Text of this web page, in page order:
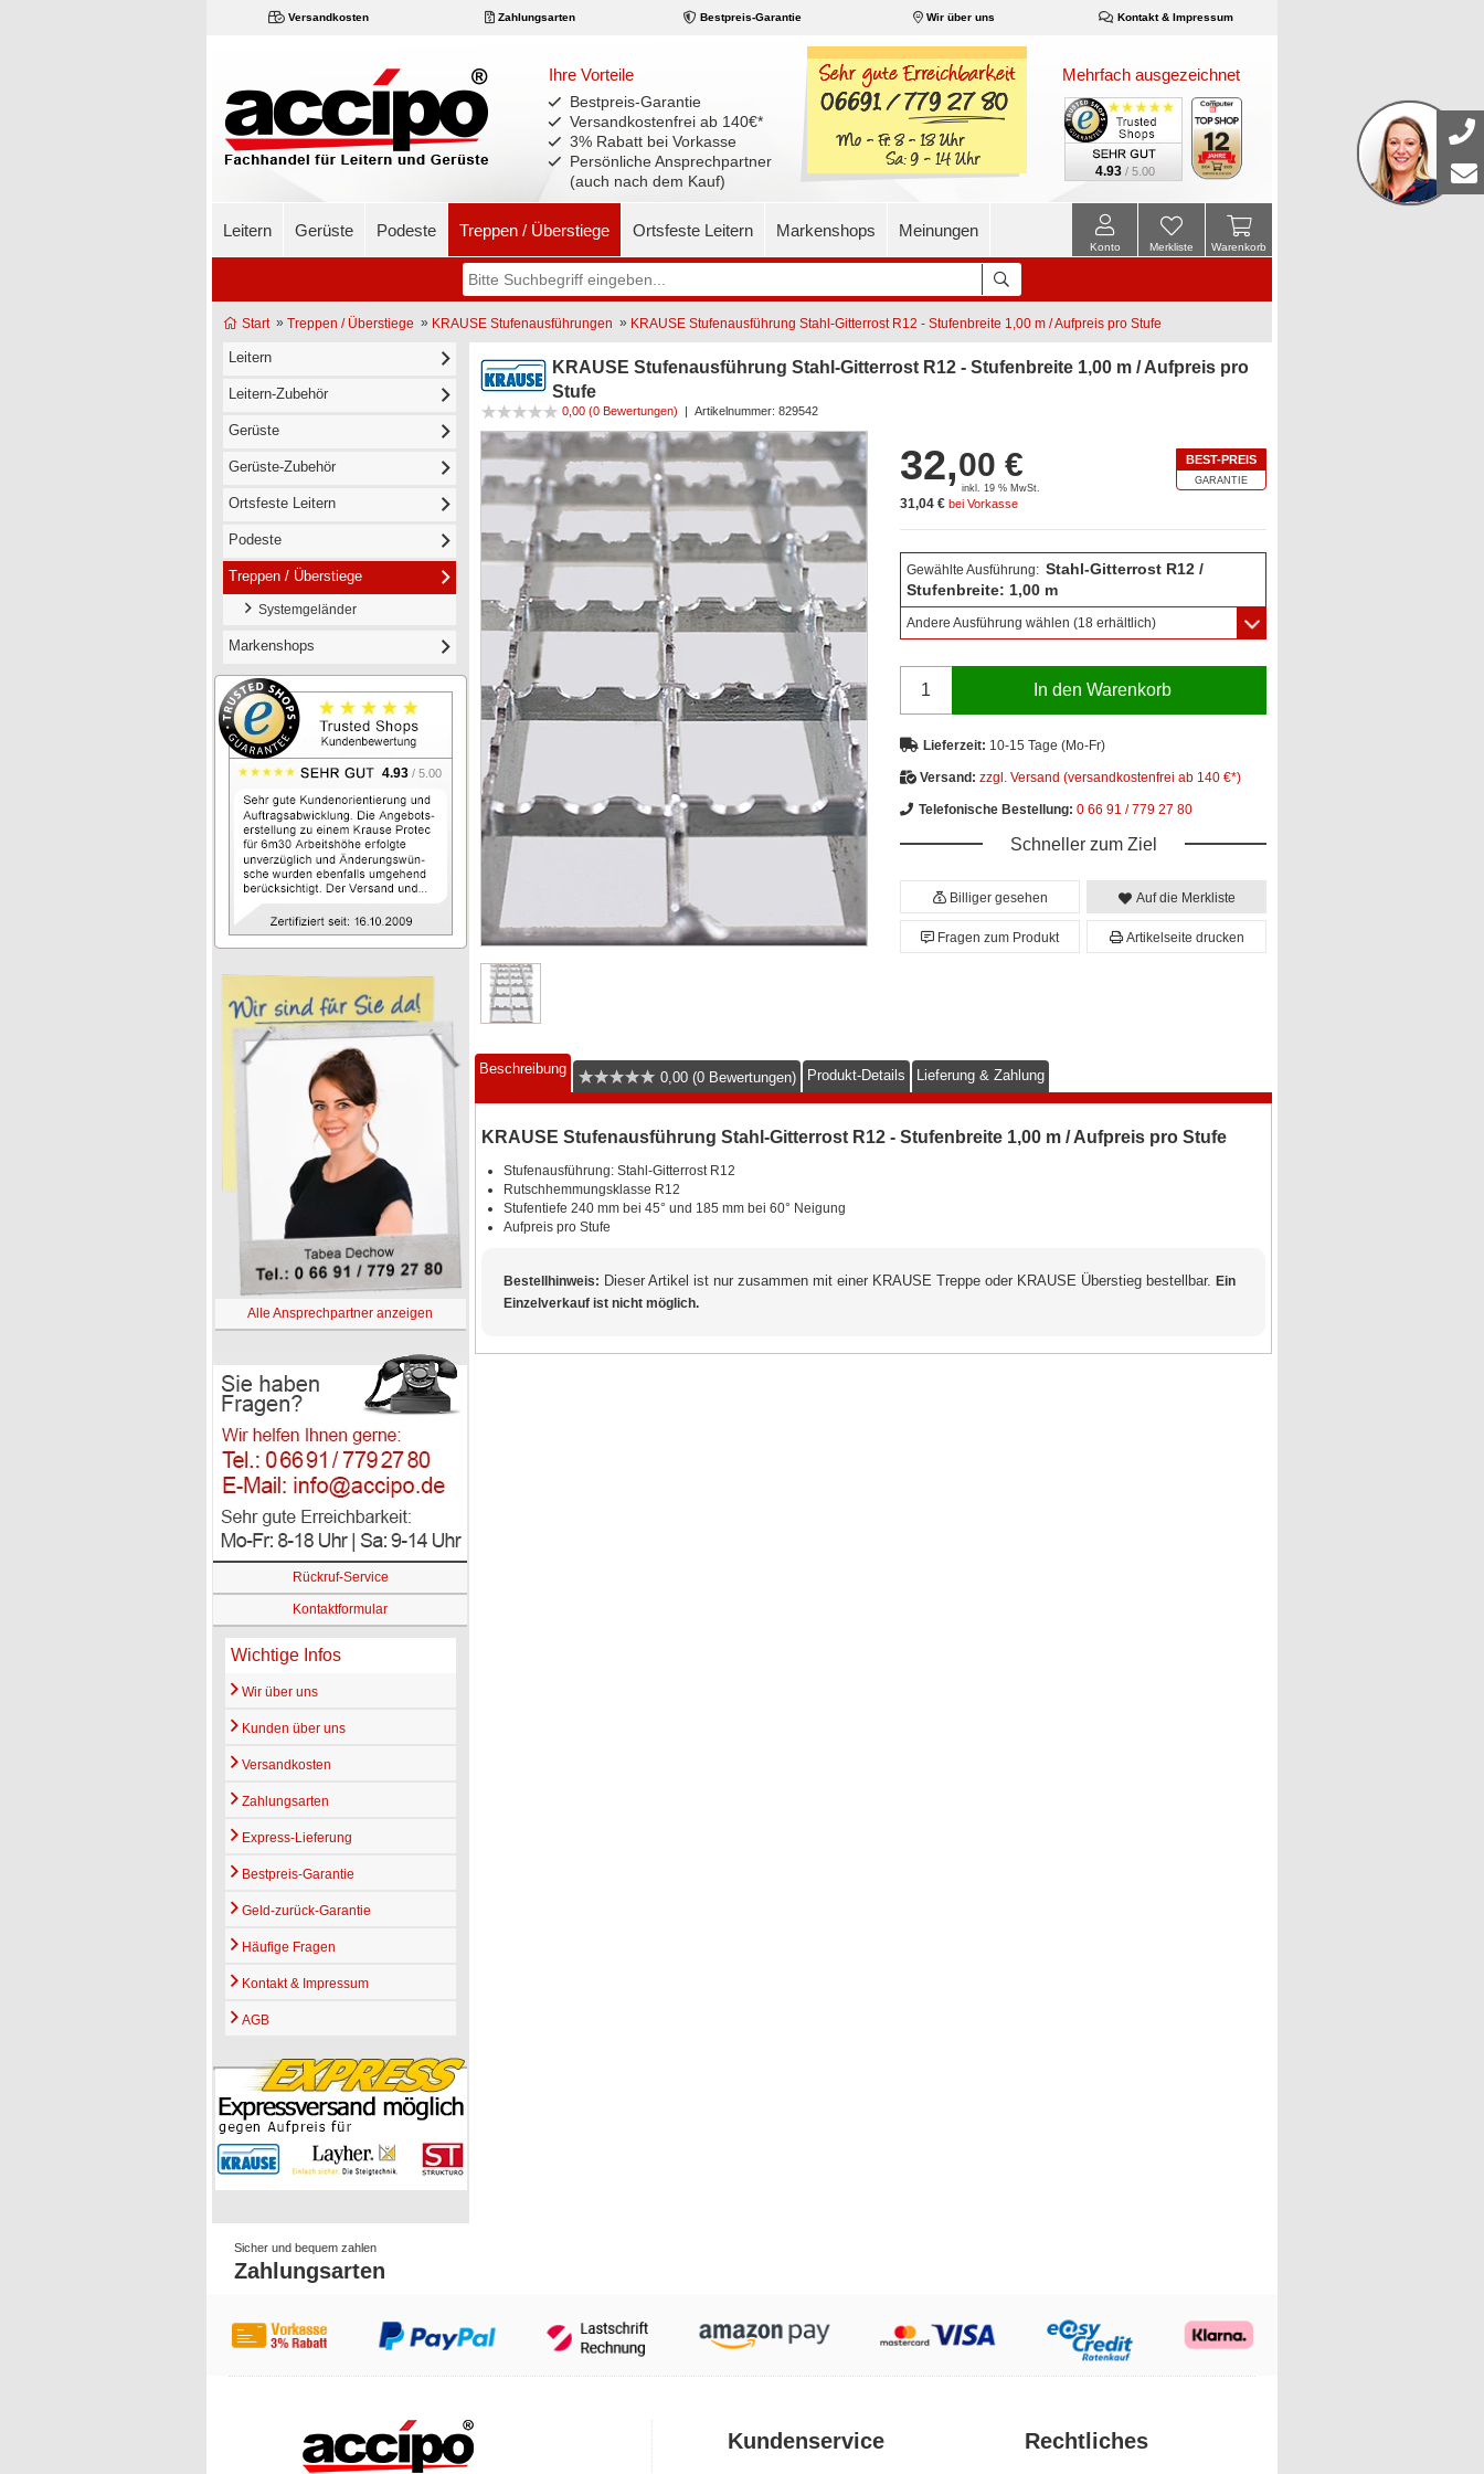
Versandkosten Zahlungsarten Bestpreis-Garantie Wir über uns Kontakt & Impressum
Ihre Vorteile
Bestpreis-Garantie
Versandkostenfrei ab 140€*
3% Rabatt bei Vorkasse
Persönliche Ansprechpartner
(auch nach dem Kauf)
Mehrfach ausgezeichnet
4.93 / 5.00
Leitern Gerüste Podeste Treppen / Überstiege Ortsfeste Leitern Markenshops Meinungen
Warenkorb
Merkliste
Konto
Start» Treppen / Überstiege » KRAUSE Stufenausführungen » KRAUSE Stufenausführung Stahl-Gitterrost R12 - Stufenbreite 1,00 m / Aufpreis pro Stufe
Leitern
Leitern-Zubehör
Gerüste
Gerüste-Zubehör
Ortsfeste Leitern
Podeste
Treppen / Überstiege
Systemgeländer
Markenshops
4.93 / 5.00
Alle Ansprechpartner anzeigen
Rückruf-Service
Kontaktformular
Wichtige Infos
Wir über uns
Kunden über uns
Versandkosten
Zahlungsarten
Express-Lieferung
Bestpreis-Garantie
Geld-zurück-Garantie
Häufige Fragen
Kontakt & Impressum
AGB
KRAUSE Stufenausführung Stahl-Gitterrost R12 - Stufenbreite 1,00 m / Aufpreis pro
Stufe
0,00 (0 Bewertungen) | Artikelnummer: 829542
BEST-PREIS
GARANTIE
32,00 €
inkl. 19 % MwSt.
31,04 € bei Vorkasse
Gewählte Ausführung: Stahl-Gitterrost R12 /
Stufenbreite: 1,00 m
Andere Ausführung wählen (18 erhältlich)
In den Warenkorb
Lieferzeit: 10-15 Tage (Mo-Fr)
Versand: zzgl. Versand (versandkostenfrei ab 140 €*)
Telefonische Bestellung: 0 66 91 / 779 27 80
Schneller zum Ziel
Billiger gesehen Auf die Merkliste
Fragen zum Produkt Artikelseite drucken
Beschreibung
0,00 (0 Bewertungen) Produkt-Details Lieferung & Zahlung
KRAUSE Stufenausführung Stahl-Gitterrost R12 - Stufenbreite 1,00 m / Aufpreis pro Stufe
Stufenausführung: Stahl-Gitterrost R12
Rutschhemmungsklasse R12
Stufentiefe 240 mm bei 45° und 185 mm bei 60° Neigung
Aufpreis pro Stufe
Bestellhinweis: Dieser Artikel ist nur zusammen mit einer KRAUSE Treppe oder KRAUSE Überstieg bestellbar. Ein
Einzelverkauf ist nicht möglich.
Sicher und bequem zahlen
Zahlungsarten
Kundenservice Rechtliches